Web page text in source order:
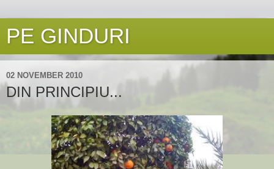
PE GINDURI
02 NOVEMBER 2010
DIN PRINCIPIU...